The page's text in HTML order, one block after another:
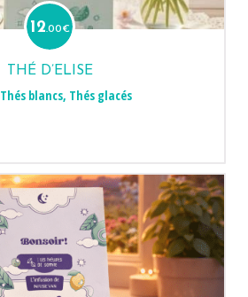
12.00€
THÉ D’ELISE
Thés blancs, Thés glacés